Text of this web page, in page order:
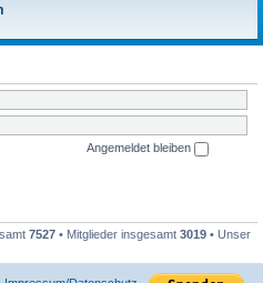
Angemeldet bleiben
7527 • Mitglieder insgesamt 3019 • Unser